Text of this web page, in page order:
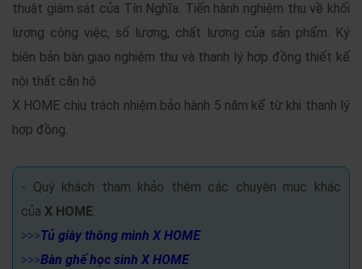
thuật giám sát của Tín Nghĩa. Tiến hành nghiệm thu về khối
lượng công việc, số lượng, chất lượng của sản phẩm. Ký
biên bản bàn giao nghiệm thu và thanh lý hợp đồng thiết kế
nội thất căn hộ.
X HOME chịu trách nhiệm bảo hành 5 năm kể từ khi thanh lý
hợp đồng.
- Quý khách tham khảo thêm các chuyên mục khác
của X HOME:
>>>Tủ giày thông minh X HOME
>>>Bàn ghế học sinh X HOME